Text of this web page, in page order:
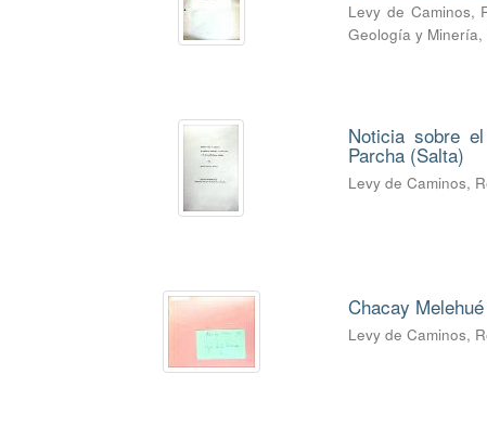
Levy de Caminos,
Geología y Minería,
Noticia sobre
Parcha (Salta)
Levy de Caminos,
Chacay
Levy de Caminos,